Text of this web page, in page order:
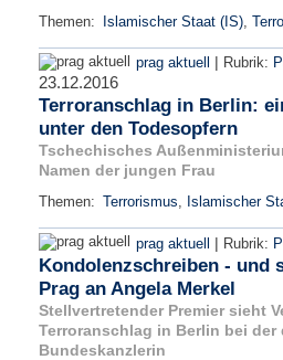
Themen: Islamischer Staat (IS)
prag aktuell | Rubrik:
23.12.2016
Terroranschlag in Berlin:
unter den Todesopfern
Tschechisches
Namen der jungen Frau
Themen: Terrorismus Islamischer
prag aktuell | Rubrik:
Kondolenzschreiben - und
Prag an Angela Merkel
Stellvertretender Premier sieht
Terroranschlag in Berlin bei der
Bundeskanzlerin